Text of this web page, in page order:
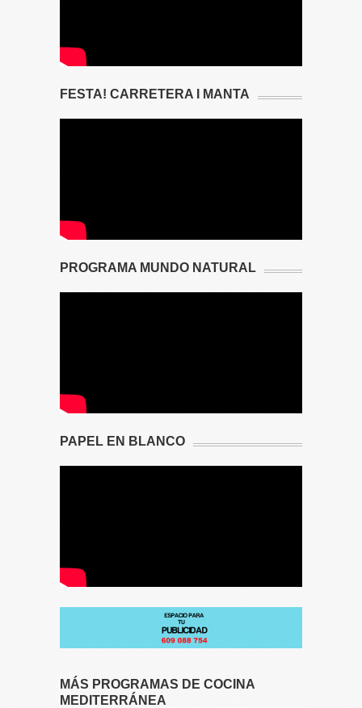
FESTA! CARRETERA I MANTA
PROGRAMA MUNDO NATURAL
PAPEL EN BLANCO
MÁS PROGRAMAS DE COCINA
MEDITERRÁNEA